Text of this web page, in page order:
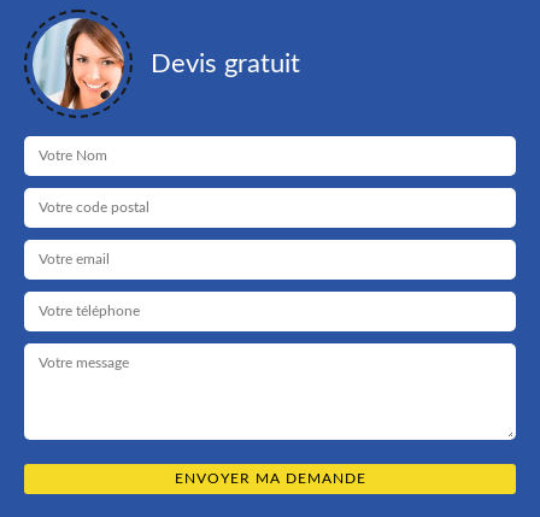
Devis gratuit